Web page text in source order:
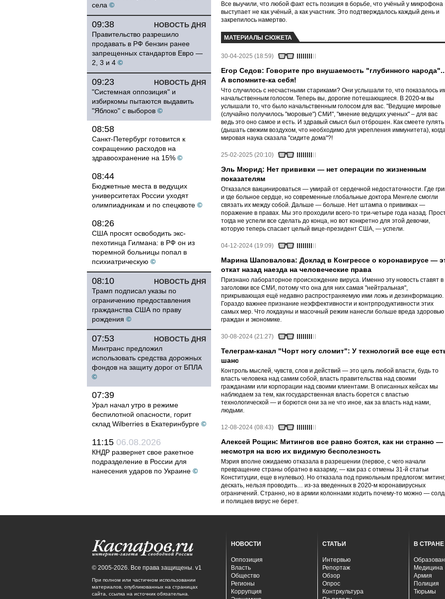
села ©
НОВОСТЬ ДНЯ
09:38
Правительство разрешило
продавать в РФ бензин ранее
запрещенных стандартов Евро —
2, 3 и 4 ©
НОВОСТЬ ДНЯ
09:23
"Системная оппозиция" и
избиркомы пытаются выдавить
"Яблоко" с выборов ©
08:58
Санкт-Петербург готовится к
сокращению расходов на
здравоохранение на 15% ©
08:44
Бюджетные места в ведущих
университетах России уходят
олимпиадникам и по спецквоте ©
08:26
США просят освободить экс-
пехотинца Гилмана: в РФ он из
тюремной больницы попал в
психиатрическую ©
НОВОСТЬ ДНЯ
08:10
Трамп подписал указы по
ограничению предоставления
гражданства США по праву
рождения ©
НОВОСТЬ ДНЯ
07:53
Минтранс предложил
использовать средства дорожных
фондов на защиту дорог от БПЛА
©
07:39
Урал начал утро в режиме
беспилотной опасности, горит
склад Wilberries в Екатеринбурге ©
11:15 06.08.2026
КНДР развернет свое ракетное
подразделение в России для
нанесения ударов по Украине ©
Все выучили, что любой факт есть позиция в борьбе, что учёный у микрофона
выступает не как учёный, а как участник. Это подтверждалось каждый день и
закрепилось намертво.
МАТЕРИАЛЫ СЮЖЕТА
30-04-2025 (18:59)
Егор Седов: Говорите про внушаемость "глубинного
А вспомните-ка себя!
Что случилось с несчастными стариками? Они услышали то, что показалось
начальственным голосом. Теперь вы, дорогие потешающиеся. В 2020-м вы
услышали то, что было начальственным голосом для вас. "Ведущие мировые
(случайно получилось "моровые") СМИ", "мнение ведущих ученых" – для вас
ведь это оно самое и есть. И здравый смысл был отброшен. Как смеете гулять
(дышать свежим воздухом, что необходимо для укрепления иммунитета),
мировая наука сказала "сидите дома"?!
25-02-2025 (20:10)
Эль Мюрид: Нет прививки — нет операции по жизненным
показателям
Отказался вакцинироваться — умирай от сердечной недостаточности. Где
и где больное сердце, но современные глобальные доктора Менгеле смогли
связать их между собой. Дальше — больше. Нет штампа о прививках —
поражение в правах. Мы это проходили всего-то три-четыре года назад.
тогда не успели все сделать до конца, но вот конкретно для этой девочки,
которую теперь спасает целый вице-президент США, — успели.
04-12-2024 (19:09)
Марина Шаповалова: Доклад в Конгрессе о коронавирусе —
откат назад наезда на человеческие права
Признано лабораторное происхождение вируса. Именно эту новость ставят в
заголовки все СМИ, потому что она для них самая "нейтральная",
прикрывающая ещё недавно распространяемую ими ложь и дезинформацию.
Гораздо важнее признание неэффективности и контрпродуктивности этих
самых мер. Что локдауны и масочный режим нанесли больше вреда здоровью
граждан и экономике.
30-08-2024 (21:27)
Телеграм-канал "Чорт ногу сломит": У технологий все еще
шанс
Контроль мыслей, чувств, слов и действий — это цель любой власти, будь то
власть человека над самим собой, власть правительства над своими
гражданами или корпорации над своими клиентами. В описанных кейсах мы
наблюдаем за тем, как государственная власть борется с властью
технологической — и борются они за не что иное, как за власть над нами,
людьми.
12-08-2024 (08:43)
Алексей Рощин: Митингов все равно боятся, как ни странно —
несмотря на всю их видимую бесполезность
Мэрия вполне ожидаемо отказала в разрешении (первое, с чего начали
превращение страны обратно в казарму, — как раз с отмены 31-й статьи
Конституции, еще в нулевых). Но отказала под прикольным предлогом: митинг,
дескать, нельзя проводить… из-за введенных в 2020-м коронавирусных
ограничений. Странно, но в армии колоннами ходить почему-то можно —
и полицаев вирус не берет.
© 2005-2026. Все права защищены. v1
При полном или частичном использовании
материалов, опубликованных на страницах
сайта, ссылка на источник обязательна.
НОВОСТИ
Оппозиция
Власть
Общество
Регионы
Коррупция
СТАТЬИ
Интервью
Репортаж
Обзор
Опрос
Контркультура
В СТРАНЕ
Медицина
Армия
Полиция
Тюрьмы